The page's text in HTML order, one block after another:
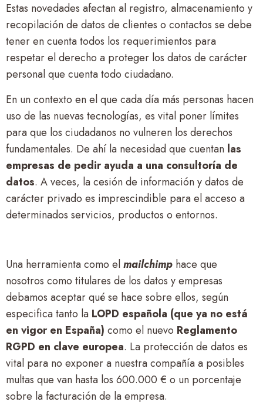
Estas novedades afectan al registro, almacenamiento y
recopilación de datos de clientes o contactos se debe
tener en cuenta todos los requerimientos para
respetar el derecho a proteger los datos de carácter
personal que cuenta todo ciudadano.
En un contexto en el que cada día más personas hacen
uso de las nuevas tecnologías, es vital poner límites
para que los ciudadanos no vulneren los derechos
fundamentales. De ahí la necesidad que cuentan las
empresas de pedir ayuda a una consultoría de
datos. A veces, la cesión de información y datos de
carácter privado es imprescindible para el acceso a
determinados servicios, productos o entornos.
Una herramienta como elmailchimp hace que
nosotros como titulares de los datos y empresas
debamos aceptar qué se hace sobre ellos, según
especifica tanto la LOPD española (que ya no está
en vigor en España) como el nuevo Reglamento
RGPD en clave europea. La protección de datos es
vital para no exponer a nuestra compañía a posibles
multas que van hasta los 600.000 € o un porcentaje
sobre la facturación de la empresa.